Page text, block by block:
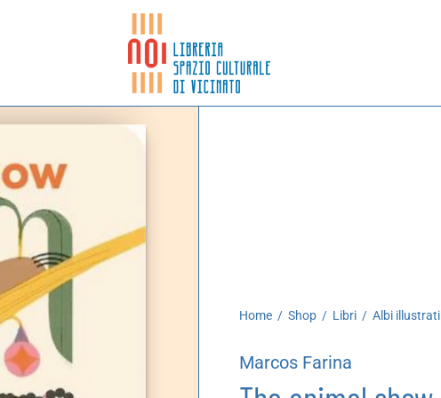
Home / Shop / Libri / Albi illustrati
Marcos Farina